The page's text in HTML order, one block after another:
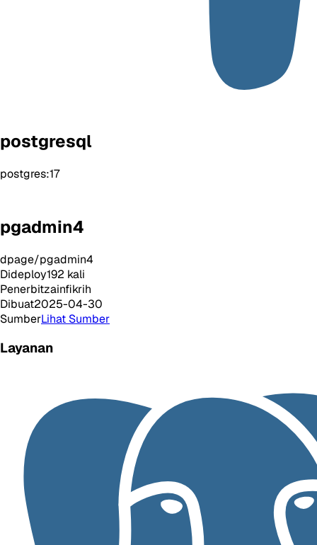
postgresql
postgres:17
pgadmin4
dpage/pgadmin4
Dideploy192 kali
Penerbitzainfikrih
Dibuat2025-04-30
SumberLihat Sumber
Layanan